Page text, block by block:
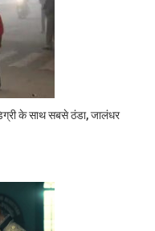
के साथ सबसे ठंडा, जालंधर